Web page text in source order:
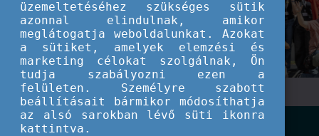
Az országos szakmai találkozó immáron
meg, ezúttal Győr városában, a Széchenyi
üzemeltetéséhez szükséges sütik
azonnal elindulnak, amikor
meglátogatja weboldalunkat. Azokat
a sütiket, amelyek elemzési és
marketing célokat szolgálnak, Ön
tudja szabályozni ezen a
felületen. Személyre szabott
beállításait bármikor módosíthatja
az alsó sarokban lévő süti ikonra
kattintva.